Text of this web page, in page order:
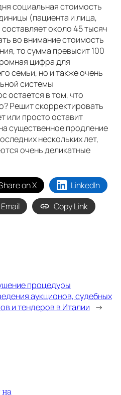
социальная стоимость
(пациента и лица,
около 45 тысяч
во внимание стоимость
то сумма превысит 100
цифра для
семьи, но и также очень
системы
остается в том, что
Решит скорректировать
или просто оставит
существенное продление
нескольких лет,
очень деликатные
on X
LinkedIn
Email Copy Link
процедуры
аукционов, судебных
и тендеров в Италии →
на